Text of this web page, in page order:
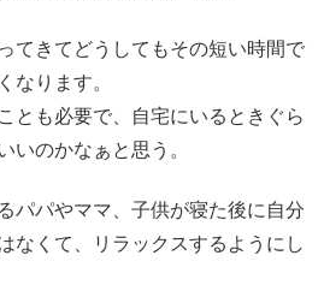
てきてどうしてもその短い時間で
なります。
とも必要で、自宅にいるときぐら
いのかなぁと思う。
パパやママ、子供が寝た後に自分
なくて、リラックスするようにし